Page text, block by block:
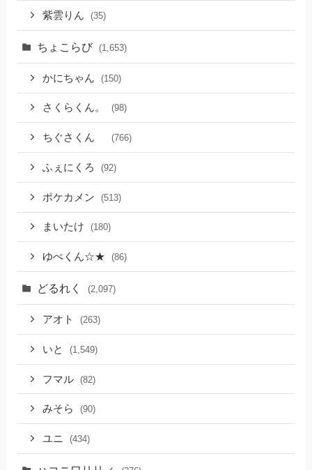
紫雲りん (35)
ちょこらび (1,653)
かにちゃん (150)
さくらくん。 (98)
ちぐさくん (766)
ふぇにくろ (92)
ポケカメン (513)
まいたけ (180)
ゆぺくん☆★ (86)
どるれく (2,097)
アオト (263)
いと (1,549)
フマル (82)
みそら (90)
ユニ (434)